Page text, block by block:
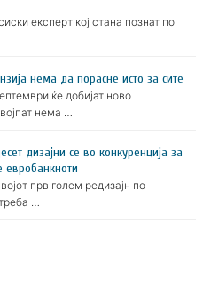
експерт кој стана познат по
нема да порасне исто за сите
ќе добијат ново
нема …
дизајни се во конкуренција за
евробанкноти
прв голем редизајн по
…